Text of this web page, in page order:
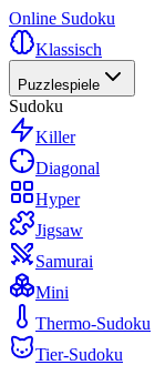
Online Sudoku
Klassisch
Puzzlespiele
Sudoku
Killer
Diagonal
Hyper
Jigsaw
Samurai
Mini
Thermo-Sudoku
Tier-Sudoku